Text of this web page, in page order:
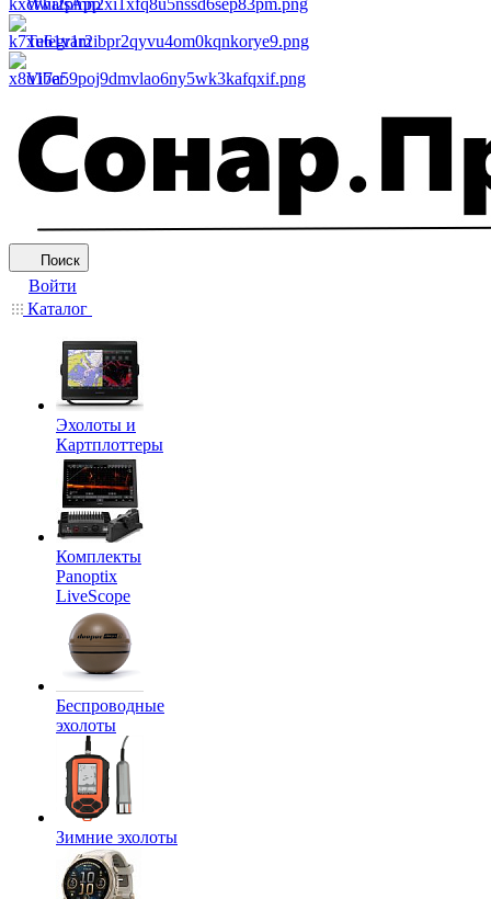
WhatsApp
Telegram
Viber
Поиск
Войти
Каталог
Эхолоты и
Картплоттеры
Комплекты
Panoptix
LiveScope
Беспроводные
эхолоты
Зимние эхолоты